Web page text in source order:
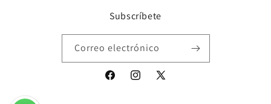
Subscríbete
Correo electrónico
FacebookInstagram
X